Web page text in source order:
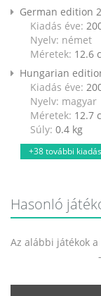
German edition
Kiadás éve:
Nyelv: német
Méretek: 12.6
Hungarian
Kiadás éve:
Nyelv: magyar
Méretek: 12.7
Súly: 0.4 kg
+38 további kiadás
Hasonló
Az alábbi játékok